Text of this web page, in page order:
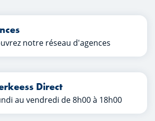
notre réseau d'agences
Direct
au vendredi de 8h00 à 18h00